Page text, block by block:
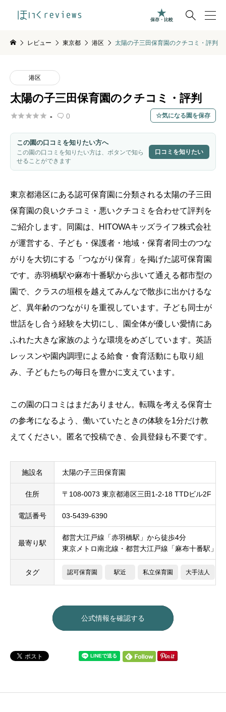

保存・比較
レビュー 東京都 港区 太陽の子三田保育園のクチコミ・評判
港区
太陽の子三田保育園のクチコミ・評判
 -  0 気になる園を保存
この園の口コミを知りたい方へ
この園の口コミを知りたい方は、ボタンで知ら
せることができます
口コミを知りたい
東京都港区にある認可保育園に分類される太陽の子三田
保育園の良いクチコミ・悪いクチコミを合わせて評判を
ご紹介します。
同園は、HITOWAキッズライフ株式会社
が運営する、子ども・保護者・地域・保育者同士のつな
がりを大切にする「つながり保育」を掲げた認可保育園
です。赤羽橋駅や麻布十番駅から歩いて通える都市型の
園で、クラスの垣根を越えてみんなで散歩に出かけるな
ど、異年齢のつながりを重視しています。子ども同士が
世話をし合う経験を大切にし、園全体が優しい愛情にあ
ふれた大きな家族のような環境をめざしています。英語
レッスンや園内調理による給食・食育活動にも取り組
み、子どもたちの毎日を豊かに支えています。
この園の口コミはまだありません。転職を考える保育士
の参考になるよう、働いていたときの体験を1分だけ教
えてください。匿名で投稿でき、会員登録も不要です。
施設名 太陽の子三田保育園
住所 〒108-0073 東京都港区三田1-2-18 TTDビル2F
電話番号 03-5439-6390
最寄り駅
都営大江戸線「赤羽橋駅」から徒歩4分
東京メトロ南北線・都営大江戸線「麻布十番駅」
タグ 認可保育園 駅近 私立保育園 大手法人
公式情報を確認する